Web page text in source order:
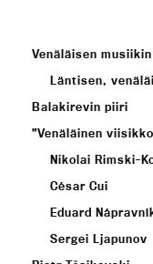
Venäläisen
Läntisen,
Balakirevin piiri
”Venäläinen
Nikolai Rimski-
César Cui
Eduard
Sergei Ljapunov